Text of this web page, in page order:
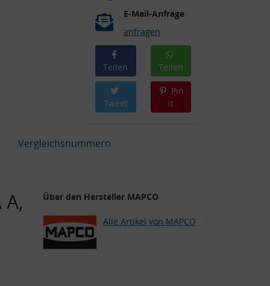
E-Mail-Anfrage
anfragen
Teilen Teilen
Tweet
Pin
it
Vergleichsnummern
Über den Hersteller MAPCO
Alle Artikel von MAPCO